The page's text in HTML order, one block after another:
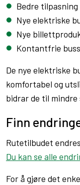
Bedre
Nye elektriske
Nye
Kontantfrie
De nye elektriske
komfortabel og
bidrar de til
Finn
Rutetilbudet
Du kan se alle
For å gjøre det